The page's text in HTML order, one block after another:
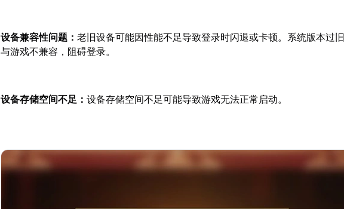
设备兼容性问题：老旧设备可能因性能不足导致登录时闪退或卡顿。系统版本过
与游戏不兼容，阻碍登录。
设备存储空间不足：设备存储空间不足可能导致游戏无法正常启动。